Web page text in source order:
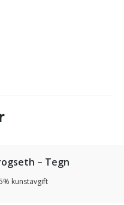
– Tegn
kunstavgift